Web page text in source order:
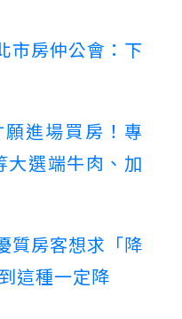
市房仲公會：下
進場買房！專
大選端牛肉、加
質房客想求「降
這種一定降